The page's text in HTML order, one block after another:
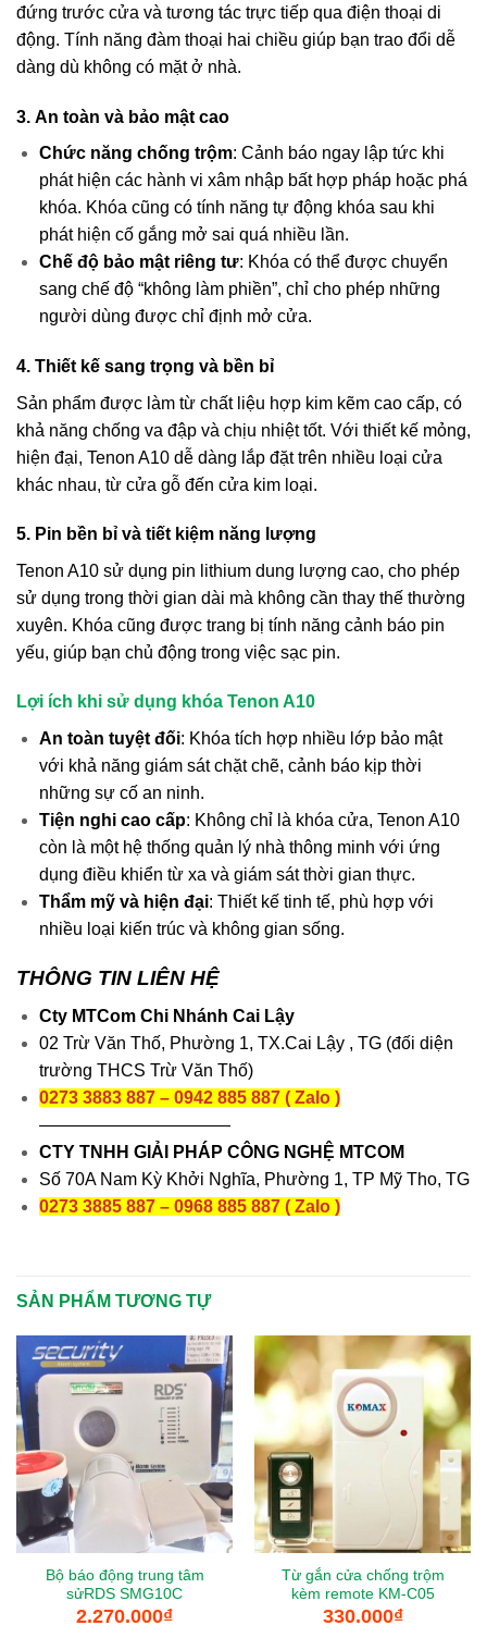
đứng trước cửa và tương tác trực tiếp qua điện thoại di
động. Tính năng đàm thoại hai chiều giúp bạn trao đổi dễ
dàng dù không có mặt ở nhà.
3. An toàn và bảo mật cao
Chức năng chống trộm: Cảnh báo ngay lập tức khi
phát hiện các hành vi xâm nhập bất hợp pháp hoặc phá
khóa. Khóa cũng có tính năng tự động khóa sau khi
phát hiện cố gắng mở sai quá nhiều lần.
Chế độ bảo mật riêng tư: Khóa có thể được chuyển
sang chế độ “không làm phiền”, chỉ cho phép những
người dùng được chỉ định mở cửa.
4. Thiết kế sang trọng và bền bỉ
Sản phẩm được làm từ chất liệu hợp kim kẽm cao cấp, có
khả năng chống va đập và chịu nhiệt tốt. Với thiết kế mỏng,
hiện đại, Tenon A10 dễ dàng lắp đặt trên nhiều loại cửa
khác nhau, từ cửa gỗ đến cửa kim loại.
5. Pin bền bỉ và tiết kiệm năng lượng
Tenon A10 sử dụng pin lithium dung lượng cao, cho phép
sử dụng trong thời gian dài mà không cần thay thế thường
xuyên. Khóa cũng được trang bị tính năng cảnh báo pin
yếu, giúp bạn chủ động trong việc sạc pin.
Lợi ích khi sử dụng khóa Tenon A10
An toàn tuyệt đối: Khóa tích hợp nhiều lớp bảo mật
với khả năng giám sát chặt chẽ, cảnh báo kịp thời
những sự cố an ninh.
Tiện nghi cao cấp: Không chỉ là khóa cửa, Tenon A10
còn là một hệ thống quản lý nhà thông minh với ứng
dụng điều khiển từ xa và giám sát thời gian thực.
Thẩm mỹ và hiện đại: Thiết kế tinh tế, phù hợp với
nhiều loại kiến trúc và không gian sống.
THÔNG TIN LIÊN HỆ
Cty MTCom Chi Nhánh Cai Lậy
02 Trừ Văn Thố, Phường 1, TX.Cai Lậy , TG (đối diện
trường THCS Trừ Văn Thố)
0273 3883 887 – 0942 885 887 ( Zalo )
———————————
CTY TNHH GIẢI PHÁP CÔNG NGHỆ MTCOM
Số 70A Nam Kỳ Khởi Nghĩa, Phường 1, TP Mỹ Tho, TG
0273 3885 887 – 0968 885 887 ( Zalo )
SẢN PHẨM TƯƠNG TỰ
Bộ báo động trung tâm
sửRDS SMG10C
2.270.000₫
Từ gắn cửa chống trộm
kèm remote KM-C05
330.000₫